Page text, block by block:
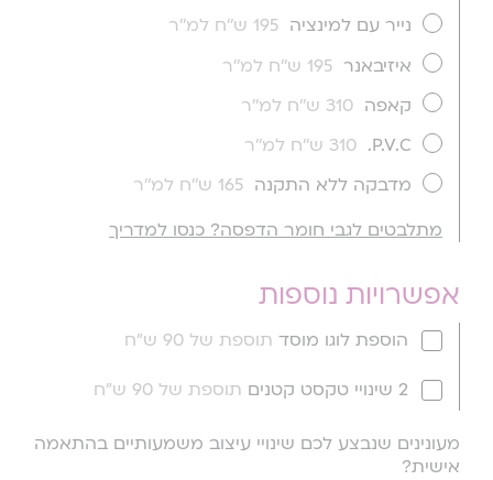
נייר עם למינציה 195 ש''ח למ''ר
איזיבאנר 195 ש''ח למ''ר
קאפה 310 ש''ח למ''ר
P.V.C.
310 ש''ח למ''ר
מדבקה ללא התקנה 165 ש''ח למ''ר
מתלבטים לגבי חומר הדפסה? כנסו למדריך
אפשרויות נוספות
הוספת לוגו מוסד תוספת של 90 ש"ח
2 שינויי טקסט קטנים תוספת של 90 ש"ח
מעונינים שנבצע לכם שינויי עיצוב משמעותיים בהתאמה
אישית?